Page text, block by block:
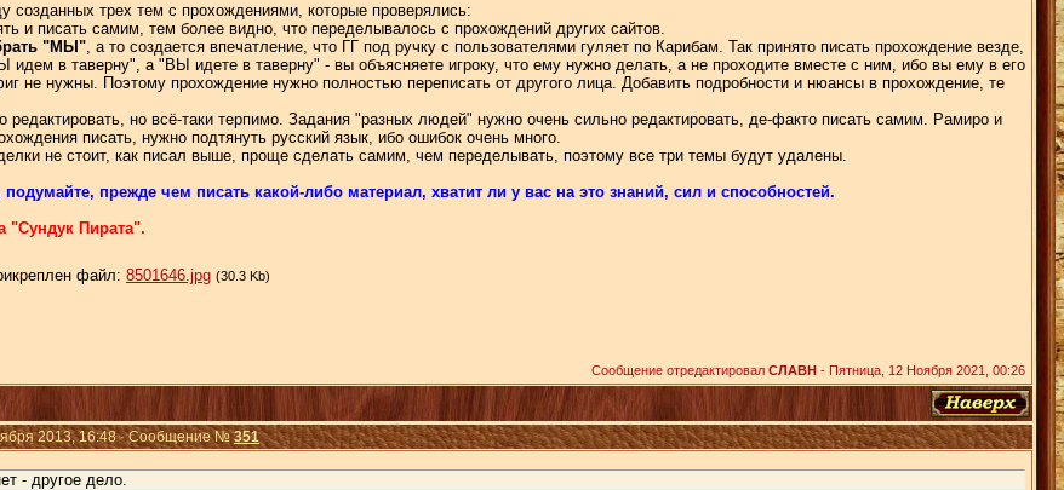
созданных трех тем с прохождениями, которые проверялись:
и писать самим, тем более видно, что переделывалось с прохождений других сайтов.
"МЫ", а то создается впечатление, что ГГ под ручку с пользователями гуляет по Карибам. Так принято писать прохождение везде,
идем в таверну", а "ВЫ идете в таверну" - вы объясняете игроку, что ему нужно делать, а не проходите вместе с ним, ибо вы ему в его
не нужны. Поэтому прохождение нужно полностью переписать от другого лица. Добавить подробности и нюансы в прохождение, те
редактировать, но всё-таки терпимо. Задания "разных людей" нужно очень сильно редактировать, де-факто писать самим. Рамиро и
писать, нужно подтянуть русский язык, ибо ошибок очень много.
не стоит, как писал выше, проще сделать самим, чем переделывать, поэтому все три темы будут удалены.
прежде чем писать какой-либо материал, хватит ли у вас на это знаний, сил и способностей.
"Сундук Пирата".
файл: 8501646.jpg (30.3 Kb)
Сообщение отредактировал СЛАВН - Пятница, 12 Ноября 2021, 00:26
2013, 16:48 · Сообщение №351
- другое дело.